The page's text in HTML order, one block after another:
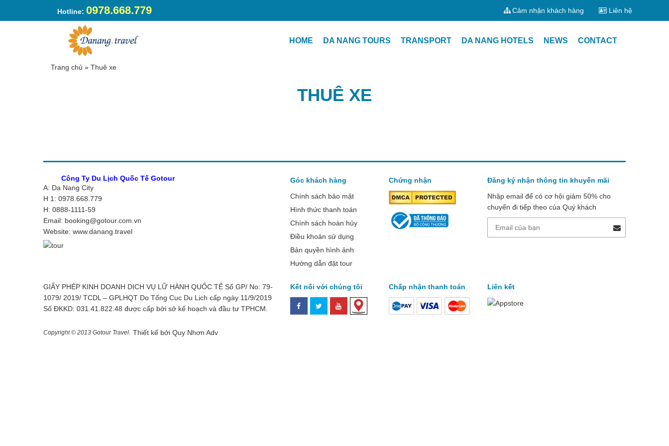
Hotline: 0978.668.779 Cảm nhận khách hàng Liên hệ
HOME DA NANG TOURS TRANSPORT DA NANG HOTELS NEWS CONTACT
Trang chủ » Thuê xe
THUÊ XE
Công Ty Du Lịch Quốc Tế Gotour
A: Da Nang City
H 1: 0978.668.779
H: 0888-1111-59
Email: booking@gotour.com.vn
Website: www.danang.travel
Góc khách hàng
Chính sách bảo mật
Hình thức thanh toán
Chính sách hoàn hủy
Điều khoản sử dụng
Bản quyền hình ảnh
Hướng dẫn đặt tour
Chứng nhận
Đăng ký nhận thông tin khuyến mãi
Nhập email để có cơ hội giảm 50% cho
chuyến đi tiếp theo của Quý khách
GIẤY PHÉP KINH DOANH DỊCH VỤ LỮ HÀNH QUỐC TẾ Số GP/ No: 79-
1079/ 2019/ TCDL – GPLHQT Do Tổng Cục Du Lịch cấp ngày 11/9/2019
Số ĐKKD: 031.41.822.48 được cấp bởi sở kế hoạch và đầu tư TPHCM.
Kết nối với chúng tôi Chấp nhận thanh toán Liên kết
Copyright © 2013 Gotour Travel. Thiết kế bởi Quy Nhơn Adv